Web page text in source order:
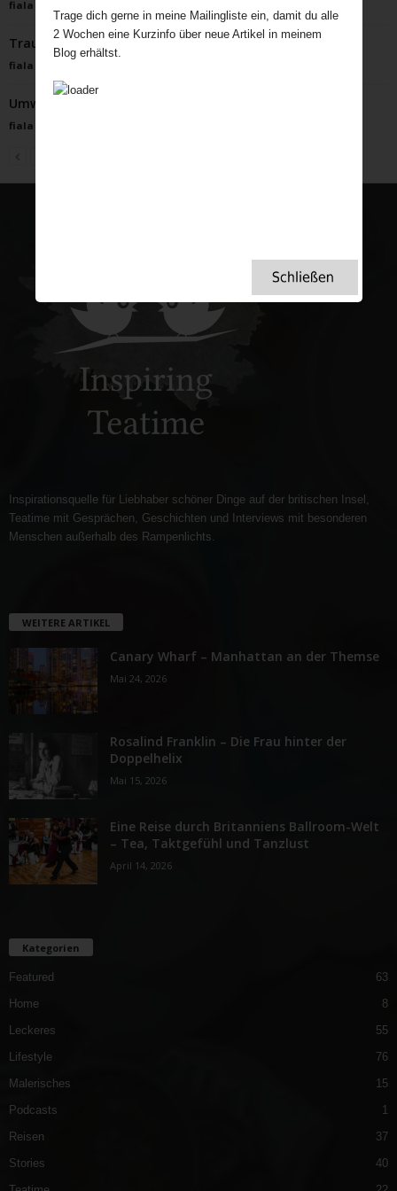
fiala
Traumhafte englische Herrenhäuser und Gärten
fiala
Umweltfreundliche Flowershow
fiala
Inspirationsquelle für Liebhaber schöner Dinge auf der britischen Insel,
Teatime mit Gesprächen, Geschichten und Interviews mit besonderen
Menschen außerhalb des Rampenlichts.
WEITERE ARTIKEL
Canary Wharf – Manhattan an der Themse
Mai 24, 2026
Rosalind Franklin – Die Frau hinter der
Doppelhelix
Mai 15, 2026
Eine Reise durch Britanniens Ballroom-Welt
– Tea, Taktgefühl und Tanzlust
April 14, 2026
Kategorien
Featured
63
Home
8
Leckeres
55
Lifestyle
76
Malerisches
15
Podcasts
1
Reisen
37
Stories
40
Trage dich gerne in meine Mailingliste ein, damit du alle
2 Wochen eine Kurzinfo über neue Artikel in meinem
Blog erhältst.